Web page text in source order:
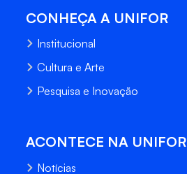
CONHEÇA A UNIFOR
Institucional
Cultura e Arte
Pesquisa e Inovação
ACONTECE NA UNIFOR
Notícias